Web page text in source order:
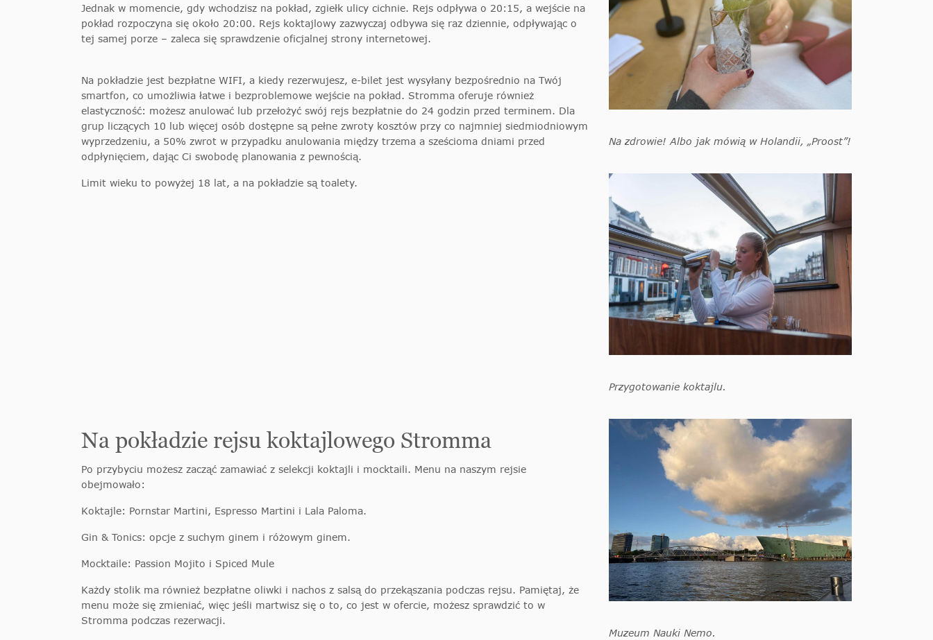
Jednak w momencie, gdy wchodzisz na pokład, zgiełk ulicy cichnie. Rejs odpływa o 20:15, a wejście na
pokład rozpoczyna się około 20:00. Rejs koktajlowy zazwyczaj odbywa się raz dziennie, odpływając o
tej samej porze – zaleca się sprawdzenie oficjalnej strony internetowej.
Na pokładzie jest bezpłatne WIFI, a kiedy rezerwujesz, e-bilet jest wysyłany bezpośrednio na Twój
smartfon, co umożliwia łatwe i bezproblemowe wejście na pokład. Stromma oferuje również
elastyczność: możesz anulować lub przełożyć swój rejs bezpłatnie do 24 godzin przed terminem. Dla
grup liczących 10 lub więcej osób dostępne są pełne zwroty kosztów przy co najmniej siedmiodniowym
wyprzedzeniu, a 50% zwrot w przypadku anulowania między trzema a sześcioma dniami przed
odpłynięciem, dając Ci swobodę planowania z pewnością.
Limit wieku to powyżej 18 lat, a na pokładzie są toalety.
Na zdrowie! Albo jak mówią w Holandii, „Proost”!
Przygotowanie koktajlu.
Na pokładzie rejsu koktajlowego Stromma
Po przybyciu możesz zacząć zamawiać z selekcji koktajli i mocktaili. Menu na naszym rejsie
obejmowało:
Koktajle: Pornstar Martini, Espresso Martini i Lala Paloma.
Gin & Tonics: opcje z suchym ginem i różowym ginem.
Mocktaile: Passion Mojito i Spiced Mule
Każdy stolik ma również bezpłatne oliwki i nachos z salsą do przekąszania podczas rejsu. Pamiętaj, że
menu może się zmieniać, więc jeśli martwisz się o to, co jest w ofercie, możesz sprawdzić to w
Stromma podczas rezerwacji.
Muzeum Nauki Nemo.